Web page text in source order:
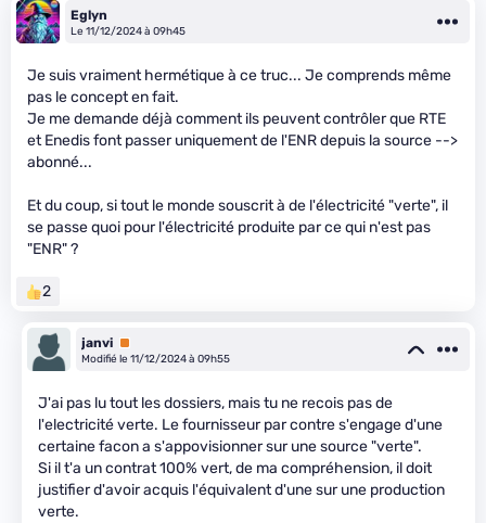
Eglyn
Le 11/12/2024 à 09h45
Je suis vraiment hermétique à ce truc... Je comprends même
pas le concept en fait.
Je me demande déjà comment ils peuvent contrôler que RTE
et Enedis font passer uniquement de l'ENR depuis la source -->
abonné...
Et du coup, si tout le monde souscrit à de l'électricité "verte", il
se passe quoi pour l'électricité produite par ce qui n'est pas
"ENR" ?
2
janvi Premium
Modifié le 11/12/2024 à 09h55
J'ai pas lu tout les dossiers, mais tu ne recois pas de
l'electricité verte. Le fournisseur par contre s'engage d'une
certaine facon a s'appovisionner sur une source "verte".
Si il t'a un contrat 100% vert, de ma compréhension, il doit
justifier d'avoir acquis l'équivalent d'une sur une production
verte.